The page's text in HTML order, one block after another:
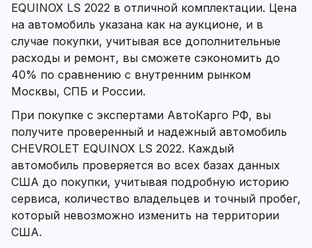
EQUINOX LS 2022 в отличной комплектации. Цена
на автомобиль указана как на аукционе, и в
случае покупки, учитывая все дополнительные
расходы и ремонт, вы сможете сэкономить до
40% по сравнению с внутренним рынком
Москвы, СПБ и России.
При покупке с экспертами АвтоКарго РФ, вы
получите проверенный и надежный автомобиль
CHEVROLET EQUINOX LS 2022. Каждый
автомобиль проверяется во всех базах данных
США до покупки, учитывая подробную историю
сервиса, количество владельцев и точный пробег,
который невозможно изменить на территории
США.